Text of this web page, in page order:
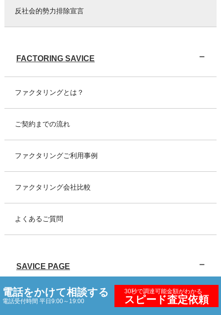
電話をかけて相談する
電話受付時間 平日9:00～19:00
30秒で調達可能金額がわかる
スピード査定依頼
反社会的勢力排除宣言
FACTORING SAVICE
ファクタリングとは？
ご契約までの流れ
ファクタリングご利用事例
ファクタリング会社比較
よくあるご質問
SAVICE PAGE
総合ファクタリング